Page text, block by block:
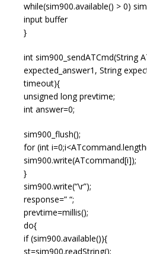
while(sim900.available() > 0)
input buffer
}
int sim900_sendATCmd(String
expected_answer1, String
timeout){
unsigned long prevtime;
int answer=0;
sim900_flush();
for (int
sim900.write(ATcommand[i]);
}
sim900.write(“\r”);
response=” “;
prevtime=millis();
do{
if (sim900.available()){
st=sim900.readString();